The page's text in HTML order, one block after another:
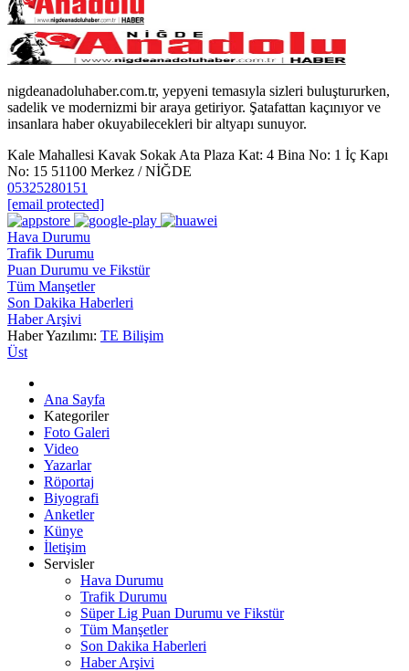
nigdeanadoluhaber.com.tr, yepyeni temasıyla sizleri buluştururken,
sadelik ve modernizmi bir araya getiriyor. Şatafattan kaçınıyor ve
insanlara haber okuyabilecekleri bir altyapı sunuyor.
Kale Mahallesi Kavak Sokak Ata Plaza Kat: 4 Bina No: 1 İç Kapı
No: 15 51100 Merkez / NİĞDE
05325280151
[email protected]
Hava Durumu
Trafik Durumu
Puan Durumu ve Fikstür
Tüm Manşetler
Son Dakika Haberleri
Haber Arşivi
Haber Yazılımı: TE Bilişim
Üst
Ana Sayfa
Kategoriler
Foto Galeri
Video
Yazarlar
Röportaj
Biyografi
Anketler
Künye
İletişim
Servisler
Hava Durumu
Trafik Durumu
Süper Lig Puan Durumu ve Fikstür
Tüm Manşetler
Son Dakika Haberleri
Haber Arşivi